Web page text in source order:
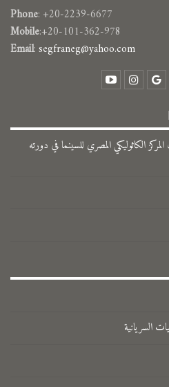
Phone: +20-2239-6677
Mobile:+20-101-362-978
Email:segfraneg@yahoo.com
الكاثوليكي المصري للسينما في دورته
السريانية